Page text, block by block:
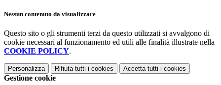
Nessun contenuto da visualizzare
Questo sito o gli strumenti terzi da questo utilizzati si avvalgono di
cookie necessari al funzionamento ed utili alle finalità illustrate nella
COOKIE POLICY.
Personalizza Rifiuta tutti i cookies Accetta tutti i cookies
Gestione cookie